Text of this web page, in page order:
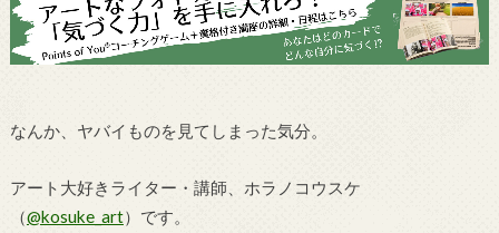
なんか、ヤバイものを見てしまった気分。
アート大好きライター・講師、ホラノコウスケ
（@kosuke_art）です。